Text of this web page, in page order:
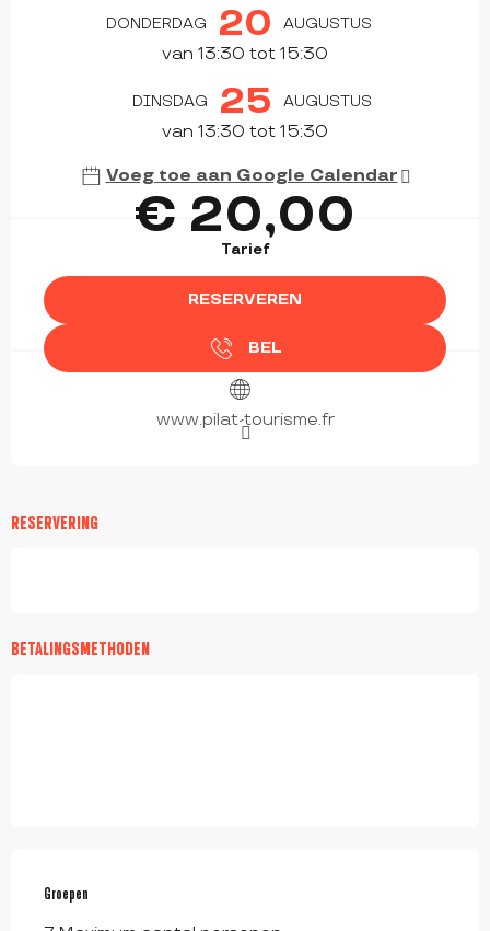
DONDERDAG 20 AUGUSTUS
van 13:30 tot 15:30
DINSDAG 25 AUGUSTUS
van 13:30 tot 15:30
Voeg toe aan Google Calendar
€ 20,00
Tarief
RESERVEREN
BEL
www.pilat-tourisme.fr
RESERVERING
BETALINGSMETHODEN
Groepen
Groepen